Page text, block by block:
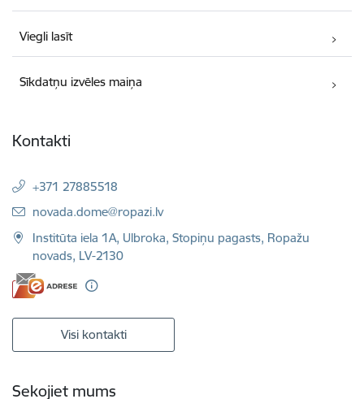
Viegli lasīt
Sīkdatņu izvēles maiņa
Kontakti
+371 27885518
E-pasts:
novada.dome@ropazi.lv
Institūta iela 1A, Ulbroka, Stopiņu pagasts, Ropažu
novads, LV-2130
Visi kontakti
Sekojiet mums